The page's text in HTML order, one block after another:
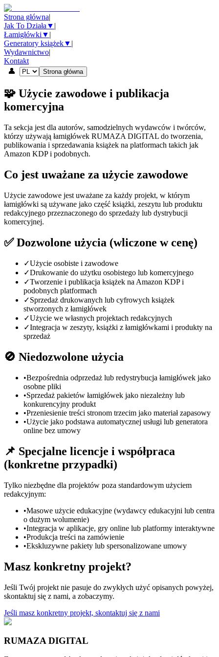
Strona główna|
Jak To Działa ▼ |
Łamigłówki ▼ |
Generatory książek▼ |
Wydawnictwo|
Kontakt
👤
Strona główna
🧩 Użycie zawodowe i publikacja
komercyjna
Ta sekcja jest dla autorów, samodzielnych wydawców i twórców,
którzy używają łamigłówek RUMAZA DIGITAL do tworzenia,
publikowania i sprzedawania książek na platformach takich jak
Amazon KDP i podobnych.
Co jest uważane za użycie zawodowe
Użycie zawodowe jest uważane za każdy projekt, w którym
łamigłówki są używane jako część książki, zeszytu lub produktu
redakcyjnego przeznaczonego do sprzedaży lub dystrybucji
komercyjnej.
✅ Dozwolone użycia (wliczone w cenę)
✓Użycie osobiste i zawodowe
✓Drukowanie do użytku osobistego lub komercyjnego
✓Tworzenie i publikacja książek na Amazon KDP i
podobnych platformach
✓Sprzedaż drukowanych lub cyfrowych książek
stworzonych z łamigłówek
✓Użycie we własnych projektach redakcyjnych
✓Integracja w zeszyty, książki z łamigłówkami i produkty na
sprzedaż
🚫 Niedozwolone użycia
•Bezpośrednia odprzedaż lub redystrybucja łamigłówek jako
osobne pliki
•Sprzedaż pakietów łamigłówek jako niezależny lub
konkurencyjny produkt
•Przeniesienie treści stronom trzecim jako materiał zapasowy
•Użycie jako podstawa automatycznej usługi lub generatora
online bez umowy
📌 Specjalne licencje i współpraca
(konkretne przypadki)
Tylko niezbędne dla projektów poza standardowym użyciem
redakcyjnym:
•Masowe użycie edukacyjne (wydawcy edukacyjni lub centra
o dużym wolumenie)
•Integracja w aplikacje, gry online lub platformy interaktywne
•Produkcja treści na zamówienie
•Ekskluzywne pakiety lub spersonalizowane umowy
Masz konkretny projekt?
Jeśli Twój projekt nie pasuje do zwykłych użyć opisanych powyżej,
skontaktuj się z nami, a zobaczymy.
Jeśli masz konkretny projekt, skontaktuj się z nami
RUMAZA DIGITAL